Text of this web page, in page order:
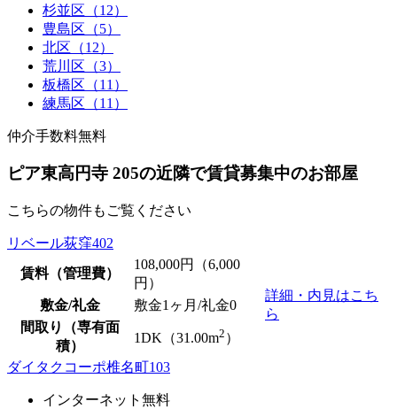
杉並区（12）
豊島区（5）
北区（12）
荒川区（3）
板橋区（11）
練馬区（11）
仲介手数料無料
ピア東高円寺 205の近隣で賃貸募集中のお部屋
こちらの物件もご覧ください
リベール荻窪402
賃料（管理費）
108,000円（6,000
円）
詳細・内見はこち
ら
敷金/礼金 敷金1ヶ月/礼金0
間取り（専有面
積）
1DK（31.00m2 ）
ダイタクコーポ椎名町103
インターネット無料